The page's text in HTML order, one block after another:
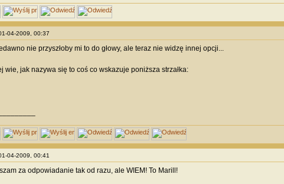
04-2009, 00:37
nie przyszłoby mi to do głowy, ale teraz nie widzę innej opcji...
wie, jak nazywa się to coś co wskazuje poniższa strzałka:
04-2009, 00:41
za odpowiadanie tak od razu, ale WIEM! To Marill!